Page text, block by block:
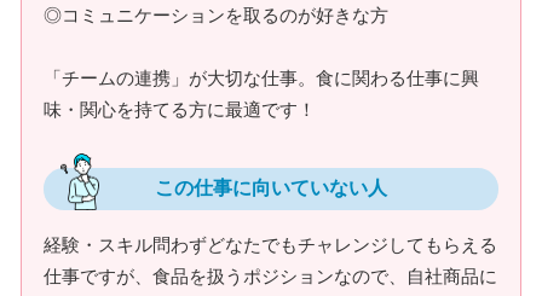
◎コミュニケーションを取るのが好きな方
「チームの連携」が大切な仕事。食に関わる仕事に興
味・関心を持てる方に最適です！
この仕事に向いていない人
経験・スキル問わずどなたでもチャレンジしてもらえる
仕事ですが、食品を扱うポジションなので、自社商品に